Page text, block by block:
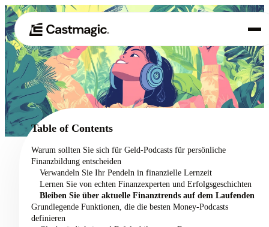
01 Produkt
02 Anwendungsfälle
Preisgestaltung
Über uns
Table of Contents
Warum sollten Sie sich für Geld-Podcasts für persönliche
Finanzbildung entscheiden
Verwandeln Sie Ihr Pendeln in finanzielle Lernzeit
Lernen Sie von echten Finanzexperten und Erfolgsgeschichten
Bleiben Sie über aktuelle Finanztrends auf dem Laufenden
Grundlegende Funktionen, die die besten Money-Podcasts
definieren